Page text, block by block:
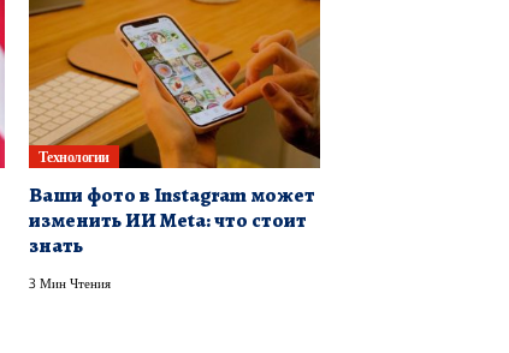
Технологии
Ваши фото в Instagram может
изменить ИИ Meta: что стоит
знать
3 Мин Чтения